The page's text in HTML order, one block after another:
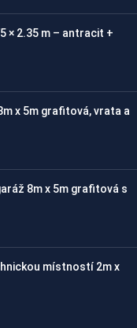
× 2.35 m – antracit +
x 5m grafitová, vrata a
8m x 5m grafitová s
místností 2m x